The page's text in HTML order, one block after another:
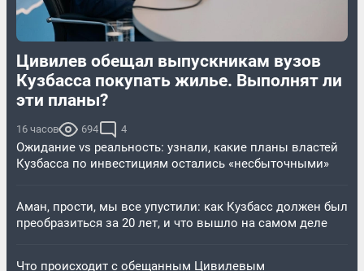
Цивилев обещал выпускникам вузов
Кузбасса покупать жилье. Выполнят ли
эти планы?
16 часов 694 4
Ожидание vs реальность: узнали, какие планы властей
Кузбасса по инвестициям остались «несбыточными»
Аман, прости, мы все упустили: как Кузбасс должен был
преобразиться за 20 лет, и что вышло на самом деле
Что происходит с обещанным Цивилевым